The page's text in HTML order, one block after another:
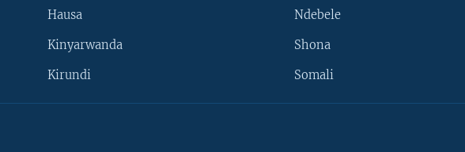
Hausa
Kinyarwanda
Kirundi
Ndebele
Shona
Somali